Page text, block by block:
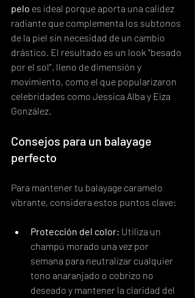
pelo es ideal porque aporta una calidez
radiante que complementa los subtonos
de la piel sin necesidad de un cambio
drástico. El resultado es un look "besado
por el sol", lleno de dimensión y
movimiento, como el que popularizaron
celebridades como Jessica Alba y Eiza
González.
Consejos para un balayage
perfecto
Para mantener tu balayage caramelo
vibrante, considera estos puntos clave:
Protección del color: Utiliza un
champú morado una vez por
semana para neutralizar cualquier
tono anaranjado o cobrizo no
deseado y mantener la claridad del